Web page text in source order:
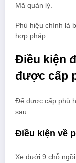
Mã quản lý.
Phù hiệu chính là
hợp pháp.
Điều kiện
được cấp
Để được cấp phù
sau.
Điều kiện về
Xe dưới 9 chỗ ngồi.